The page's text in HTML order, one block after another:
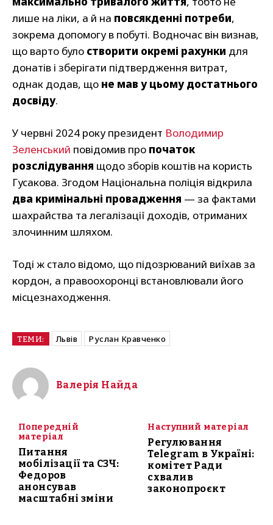
лише на ліки, а й на повсякденні потреби,
зокрема допомогу в побуті. Водночас він визнав,
що варто було створити окремі рахунки для
донатів і зберігати підтвердження витрат,
однак додав, що не мав у цьому достатнього
досвіду.
У червні 2024 року президент Володимир
Зеленський повідомив про початок
розслідування щодо зборів коштів на користь
Гусакова. Згодом Національна поліція відкрила
два кримінальні провадження — за фактами
шахрайства та легалізації доходів, отриманих
злочинним шляхом.
Тоді ж стало відомо, що підозрюваний виїхав за
кордон, а правоохоронці встановлювали його
місцезнаходження.
ТЕМИ: Львів Руслан Кравченко
Валерія Найда
Попередній
матеріал
Питання
мобілізації та СЗЧ:
Федоров
анонсував
масштабні зміни
Наступний матеріал
Регулювання
Telegram в Україні:
комітет Ради
схвалив
законопроєкт